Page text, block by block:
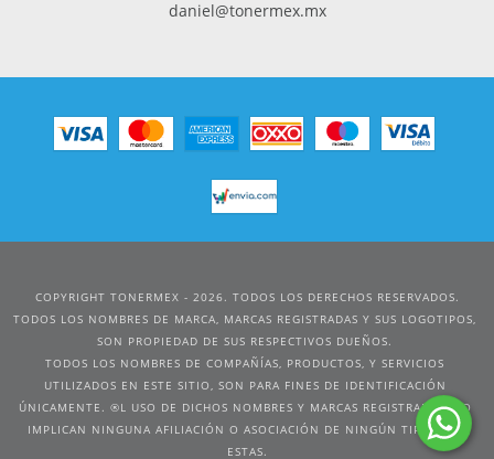
daniel@tonermex.mx
COPYRIGHT TONERMEX - 2026. TODOS LOS DERECHOS RESERVADOS.